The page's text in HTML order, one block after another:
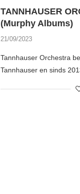
TANNHAUSER
(Murphy Albums)
21/09/2023
Tannhauser Orchestra
Tannhauser en sinds